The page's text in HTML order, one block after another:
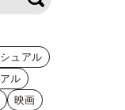
ュアル
ル
映画